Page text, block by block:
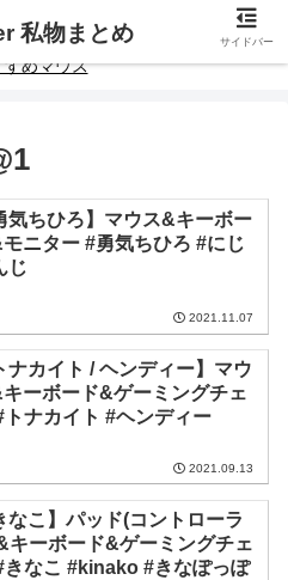
エンサーの私物まとめです。
めマウス
気ちひろ】マウス&キーボー
モニター #勇気ちひろ #にじ
じ
2021.11.07
ナカイト / ヘンディー】マウ
キーボード&ゲーミングチェ
トナカイト #ヘンディー
2021.09.13
なこ】パッド(コントローラ
キーボード&ゲーミングチェ
きなこ #kinako #きなぽっぽ
私物まとめ サイドバー